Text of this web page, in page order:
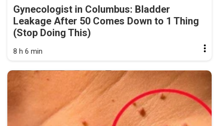
Gynecologist in Columbus: Bladder
Leakage After 50 Comes Down to 1 Thing
(Stop Doing This)
8 h 6 min